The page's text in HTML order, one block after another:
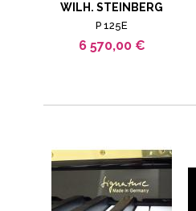
WILH. STEINBERG
P 125E
6 570,00 €